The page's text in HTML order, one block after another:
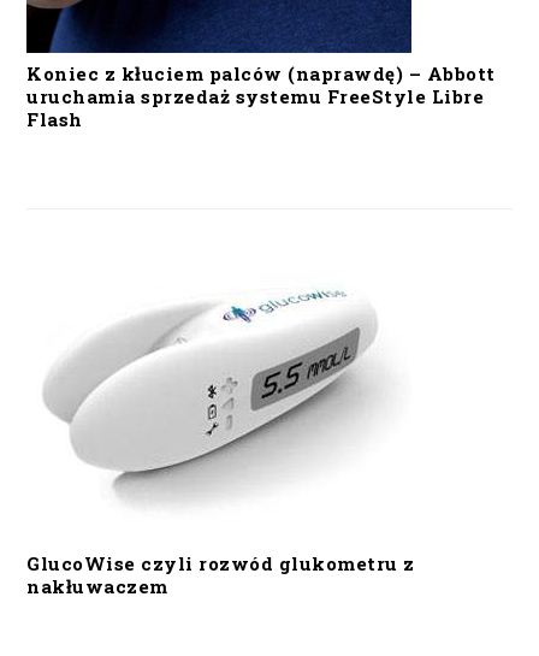
Koniec z kłuciem palców (naprawdę) – Abbott
uruchamia sprzedaż systemu FreeStyle Libre
Flash
GlucoWise czyli rozwód glukometru z
nakłuwaczem